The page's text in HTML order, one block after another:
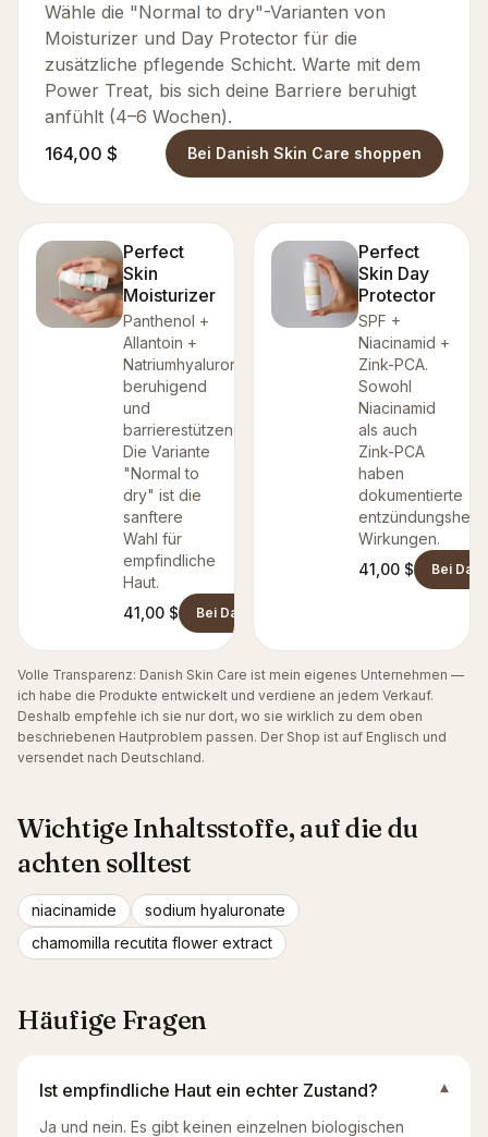
Wähle die "Normal to dry"-Varianten von
Moisturizer und Day Protector für die
zusätzliche pflegende Schicht. Warte mit dem
Power Treat, bis sich deine Barriere beruhigt
anfühlt (4–6 Wochen).
164,00 $
Bei Danish Skin Care shoppen
Perfect
Skin
Moisturizer
Panthenol +
Allantoin +
Natriumhyaluronat,
beruhigend
und
barrierestützend.
Die Variante
"Normal to
dry" ist die
sanftere
Wahl für
empfindliche
Haut.
41,00 $
Bei Danish Skin Care shoppen
Perfect
Skin Day
Protector
SPF +
Niacinamid +
Zink-PCA.
Sowohl
Niacinamid
als auch
Zink-PCA
haben
dokumentierte
Wirkungen.
41,00 $
Bei
Volle Transparenz: Danish Skin Care ist mein eigenes Unternehmen —
ich habe die Produkte entwickelt und verdiene an jedem Verkauf.
Deshalb empfehle ich sie nur dort, wo sie wirklich zu dem oben
beschriebenen Hautproblem passen. Der Shop ist auf Englisch und
versendet nach Deutschland.
Wichtige Inhaltsstoffe, auf die du
achten solltest
niacinamide
sodium hyaluronate
chamomilla recutita flower extract
Häufige Fragen
Ist empfindliche Haut ein echter Zustand? ▾
Ja und nein. Es gibt keinen einzelnen biologischen